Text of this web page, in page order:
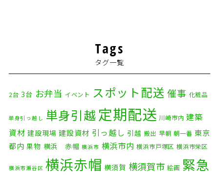
2026年1月
2025年11月(4)
2025年10月(9)
2025年9月
(3)
2025年8月(2)
2025年7月(6)
Tags
タグ一覧
2台 3台 お弁当 イベント スポット配送 催事 化粧品
単身引っ越し 単身引越 定期配送 川崎市内 建築
資材 建設現場 建設資材 引っ越し 引越 搬出 早朝 朝一番 東京
都内 果物 横浜 赤帽 横浜市 横浜市内 横浜市戸塚区 横浜市栄区
横浜市瀬谷区 横浜赤帽 横須賀 横須賀市 絵画 緊急